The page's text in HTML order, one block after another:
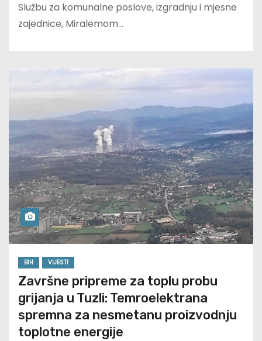
Službu za komunalne poslove, izgradnju i mjesne
zajednice, Miralemom…
BIH VIJESTI
Završne pripreme za toplu probu
grijanja u Tuzli: Temroelektrana
spremna za nesmetanu proizvodnju
toplotne energije